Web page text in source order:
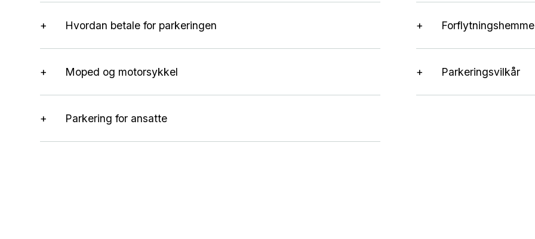
Hvordan betale for parkeringen
Moped og motorsykkel
Parkering for ansatte
Parkeringsvilkår